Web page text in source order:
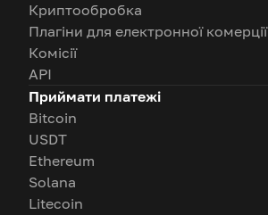
Криптообробка
Плагіни для електронної комерції
Комісії
API
Приймати платежі
Bitcoin
USDT
Ethereum
Solana
Litecoin